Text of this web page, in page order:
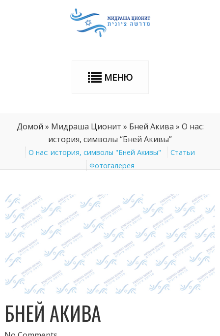
МЕНЮ
Домой » Мидраша Ционит » Бней Акива » О нас:
история, символы “Бней Акивы”
О нас: история, символы "Бней Акивы"
Статьи
Фотогалерея
БНЕЙ АКИВА